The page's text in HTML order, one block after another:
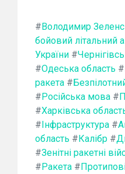
#Володимир
бойовий літальний
України #
#Одеська область #
ракета #
#Російська мова #
#Харківська
#Інфраструктура #
область #Калібр #
#Зенітні ракетні
#Ракета #